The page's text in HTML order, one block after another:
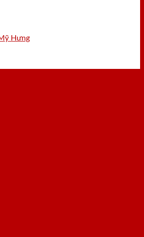
Hưng